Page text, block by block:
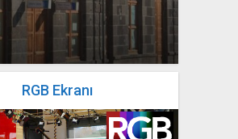
yazan
Bahri Ak
RGB Ekranı